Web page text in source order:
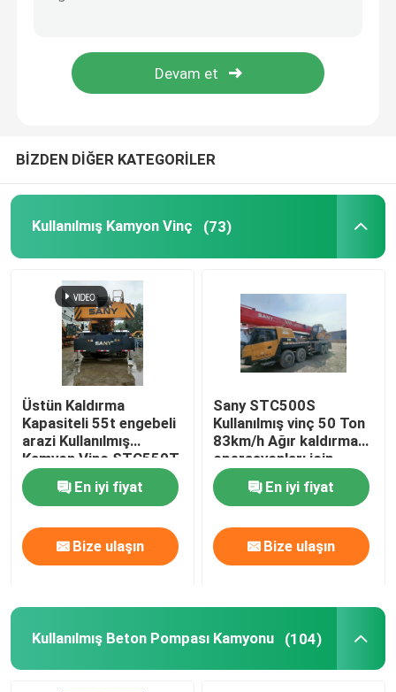
Kullanılmış Döner Sondaj Rig
Yenilenmiş Beton Mikseri Kamyonları
Yenilenmiş Beton Römork Pompası
Yenilenmiş Beton Pompası Kamyonu
Yenilenmiş Döner Matkap Rig
Yenilenmiş Kule Vinç
Beton Pompası Yedek Parçaları
BİZDEN DİĞER KATEGORİLER
Kullanılmış Kamyon Vinç (73)
Üstün Kaldırma
Kapasiteli 55t engebeli
arazi Kullanılmış
Kamyon Vinç STC550T
En iyi fiyat
Bize ulaşın
Sany STC500S
Kullanılmış vinç 50 Ton
83km/h Ağır kaldırma
operasyonları için
En iyi fiyat
Bize ulaşın
Kullanılmış Beton Pompası Kamyonu (104)